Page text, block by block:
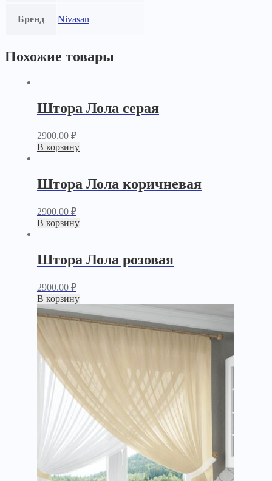
Бренд Nivasan
Похожие товары
Штора Лола серая
2900.00 ₽
В корзину
Штора Лола коричневая
2900.00 ₽
В корзину
Штора Лола розовая
2900.00 ₽
В корзину